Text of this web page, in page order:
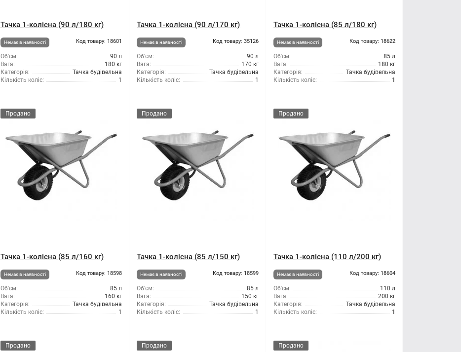
Тачка 1-колісна (90 л/180 кг)
Немає в наявності Код товару: 18601
Об'єм:
90 л
Вага:
180 кг
Категорія:
Тачка будівельна
Кількість коліс:
1
Тачка 1-колісна (90 л/170 кг)
Немає в наявності Код товару: 35126
Об'єм:
90 л
Вага:
170 кг
Категорія:
Тачка будівельна
Кількість коліс:
1
Тачка 1-колісна (85 л/180 кг)
Немає в наявності Код товару: 18622
Об'єм:
85 л
Вага:
180 кг
Категорія:
Тачка будівельна
Кількість коліс:
1
Продано
Тачка 1-колісна (85 л/160 кг)
Немає в наявності Код товару: 18598
Об'єм:
85 л
Вага:
160 кг
Категорія:
Тачка будівельна
Кількість коліс:
1
Продано
Тачка 1-колісна (85 л/150 кг)
Немає в наявності Код товару: 18599
Об'єм:
85 л
Вага:
150 кг
Категорія:
Тачка будівельна
Кількість коліс:
1
Продано
Тачка 1-колісна (110 л/200 кг)
Немає в наявності Код товару: 18604
Об'єм:
110 л
Вага:
200 кг
Категорія:
Тачка будівельна
Кількість коліс:
1
Продано Продано Продано